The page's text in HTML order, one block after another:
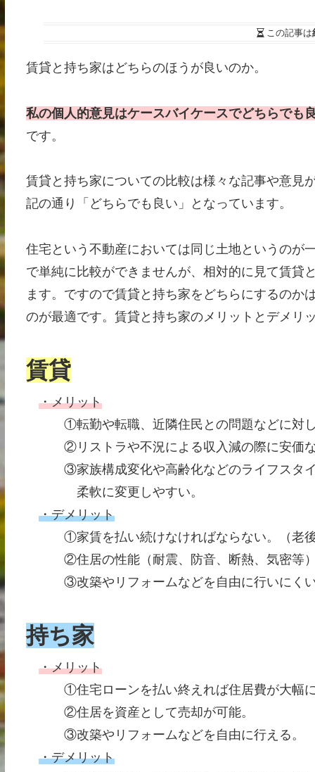
この記事は
賃貸と持ち家はどちらのほうが良いのか。
私の個人的意見はケースバイケースでどちらでも
です。
賃貸と持ち家についての比較は様々な記事や意見
記の通り「どちらでも良い」となっています。
住宅という不動産においては同じ土地というのが
で単純に比較ができませんが、相対的に見て賃貸
ます。ですので賃貸と持ち家をどちらにするのか
のが最適です。賃貸と持ち家のメリットとデメリ
賃貸
・メリット
①転勤や転職、近隣住民との問題などに対し
②リストラや不況による収入減の際に安価な
③家族構成変化や高齢化などのライフスタイ
柔軟に変更しやすい。
・デメリット
①家賃を払い続けなければならない。（老後
②住居の性能（耐震、防音、断熱、気密等）
③改築やリフォームなどを自由に行いにく
持ち家
・メリット
①住宅ローンを払い終えれば住居費が大幅
②住居を資産として売却が可能。
③改築やリフォームなどを自由に行える。
・デメリット